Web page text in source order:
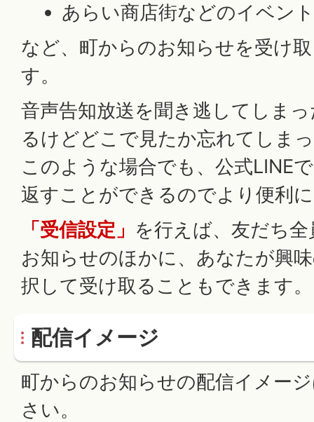
あらい商店街などのイベン
など、町からのお知らせを受け
す。
音声告知放送を聞き逃してしま
るけどどこで見たか忘れてしま
このような場合でも、公式LINE
返すことができるのでより便利
「受信設定」 を行えば、友だち
お知らせのほかに、あなたが興
択して受け取ることもできます。
配信イメージ
町からのお知らせの配信イメー
さい。